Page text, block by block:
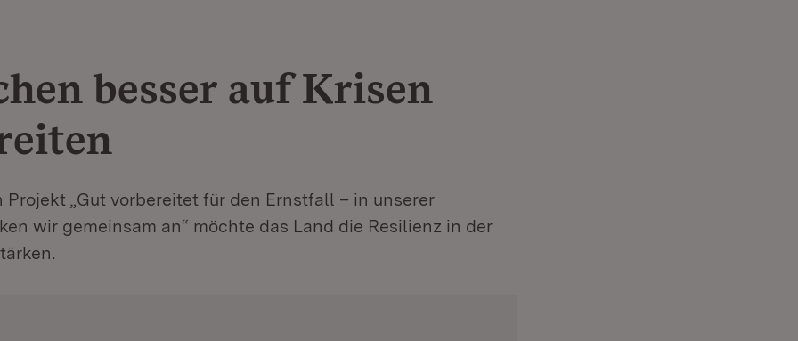
besser auf Krisen
Projekt „Gut vorbereitet für den Ernstfall – in unserer
wir gemeinsam an“ möchte das Land die Resilienz in der